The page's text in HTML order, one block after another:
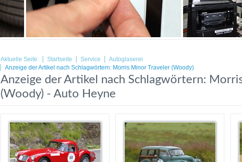
Aktuelle Seite: Startseite Service
Autoglaserei
Anzeige der Artikel nach Schlagwörtern: Morris Minor Traveler (Woody)
Anzeige der Artikel nach Schlagwörtern:
(Woody) - Auto Heyne